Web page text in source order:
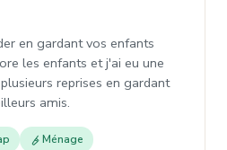
en gardant vos enfants
les enfants et j'ai eu une
reprises en gardant
amis.
Ménage